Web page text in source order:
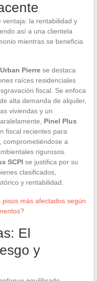
ventaja: la rentabilidad y
así a una clientela
mientras se beneficia
Urban Pierrese destaca
raíces residenciales
fiscal. Se enfoca
alta demanda de alquiler,
viviendas y un
Pinel Plus
fiscal recientes para
comprometiéndose a
rigurosos.
SCPI se justifica por su
clasificados,
y rentabilidad.
pisos más afectados según
El
y